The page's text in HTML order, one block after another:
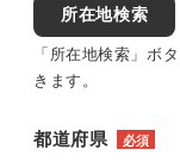
所在地検索
「所在地検索」ボ
きます。
都道府県 必須